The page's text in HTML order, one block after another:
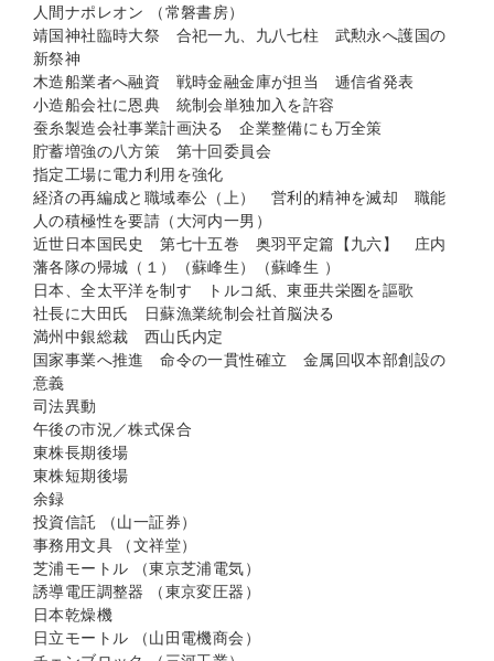
人間ナポレオン （常磐書房）
靖国神社臨時大祭 合祀一九、九八七柱 武勲永へ護国の
新祭神
木造船業者へ融資 戦時金融金庫が担当 逓信省発表
小造船会社に恩典 統制会単独加入を許容
蚕糸製造会社事業計画決る 企業整備にも万全策
貯蓄増強の八方策 第十回委員会
指定工場に電力利用を強化
経済の再編成と職域奉公（上） 営利的精神を滅却 職能
人の積極性を要請（大河内一男）
近世日本国民史 第七十五巻 奥羽平定篇【九六】 庄内
藩各隊の帰城（１）（蘇峰生）（蘇峰生 ）
日本、全太平洋を制す トルコ紙、東亜共栄圏を謳歌
社長に大田氏 日蘇漁業統制会社首脳決る
満州中銀総裁 西山氏内定
国家事業へ推進 命令の一貫性確立 金属回収本部創設の
意義
司法異動
午後の市況／株式保合
東株長期後場
東株短期後場
余録
投資信託 （山一証券）
事務用文具 （文祥堂）
芝浦モートル （東京芝浦電気）
誘導電圧調整器 （東京変圧器）
日本乾燥機
日立モートル （山田電機商会）